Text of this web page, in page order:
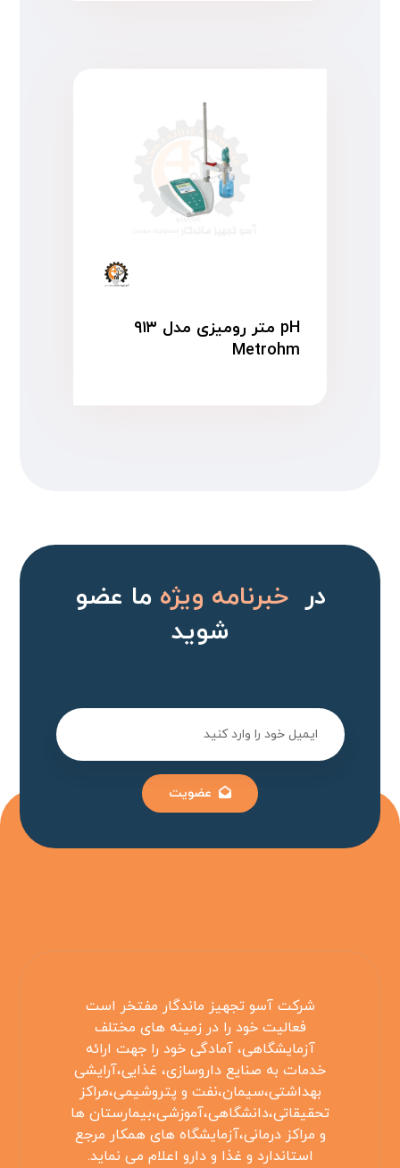
pH متر رومیزی مدل ۹۱۳
Metrohm
درخبرنامه ویژهما عضو
شوید
عضویت
شرکت آسو تجهیز ماندگار مفتخر است
فعالیت خود را در زمینه های مختلف
آزمایشگاهی، آمادگی خود را جهت ارائه
خدمات به صنایع داروسازی، غذایی،آرایشی
بهداشتی،سیمان،نفت و پتروشیمی،مراکز
تحقیقاتی،دانشگاهی،آموزشی،بیمارستان ها
و مراکز درمانی،آزمایشگاه های همکار مرجع
استاندارد و غذا و دارو اعلام می نماید.